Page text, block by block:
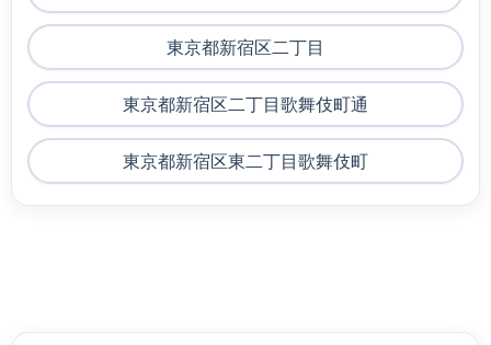
東京都新宿区二丁目
東京都新宿区二丁目歌舞伎町通
東京都新宿区東二丁目歌舞伎町